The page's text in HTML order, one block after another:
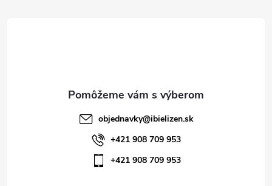
objednavky@ibielizen.sk
+421 908 709 953
+421 908 709 953